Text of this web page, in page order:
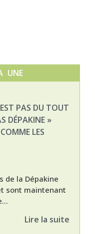
UNE
PAS DU TOUT
DÉPAKINE »
LES
de la Dépakine
sont maintenant
Lire la suite